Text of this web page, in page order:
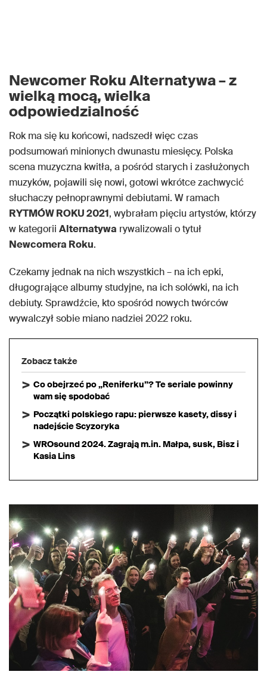
Newcomer Roku Alternatywa – z
wielką mocą, wielka
odpowiedzialność
Rok ma się ku końcowi, nadszedł więc czas
podsumowań minionych dwunastu miesięcy. Polska
scena muzyczna kwitła, a pośród starych i zasłużonych
muzyków, pojawili się nowi, gotowi wkrótce zachwycić
słuchaczy pełnoprawnymi debiutami. W ramach
RYTMÓW ROKU 2021, wybrałam pięciu artystów, którzy
w kategorii Alternatywa rywalizowali o tytuł
Newcomera Roku.
Czekamy jednak na nich wszystkich – na ich epki,
długogrające albumy studyjne, na ich solówki, na ich
debiuty. Sprawdźcie, kto spośród nowych twórców
wywalczył sobie miano nadziei 2022 roku.
Zobacz także
Co obejrzeć po „Reniferku”? Te seriale powinny
wam się spodobać
Początki polskiego rapu: pierwsze kasety, dissy i
nadejście Scyzoryka
WROsound 2024. Zagrają m.in. Małpa, susk, Bisz i
Kasia Lins